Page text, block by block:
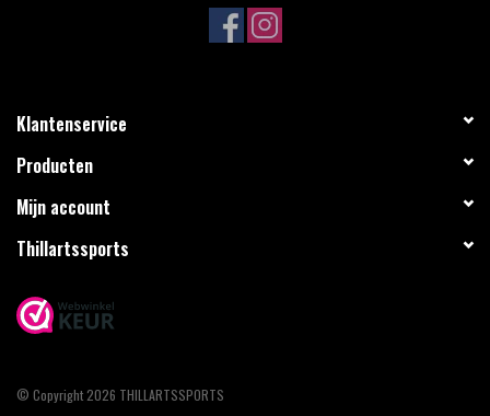
Klantenservice
Producten
Mijn account
Thillartssports
© Copyright 2026 THILLARTSSPORTS